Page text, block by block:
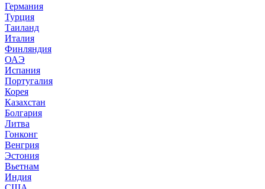
Германия
Турция
Таиланд
Италия
Финляндия
ОАЭ
Испания
Португалия
Корея
Казахстан
Болгария
Литва
Гонконг
Венгрия
Эстония
Вьетнам
Индия